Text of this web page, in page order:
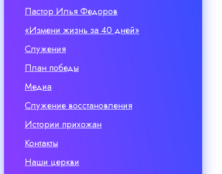
Пастор Илья Федоров
«Измени жизнь за 40 дней»
Служения
План победы
Медиа
Служение восстановления
Истории прихожан
Контакты
Наши церкви